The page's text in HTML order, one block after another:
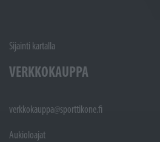
Sijainti kartalla
VERKKOKAUPPA
verkkokauppa@sporttikone.fi
Aukioloajat